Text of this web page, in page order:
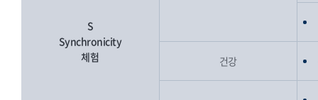
S
Synchronicity
체험
건강